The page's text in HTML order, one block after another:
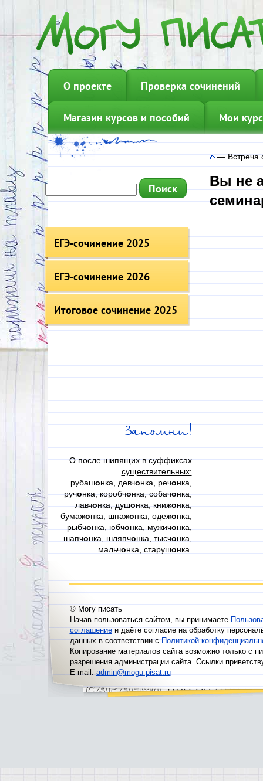
О проекте Проверка сочинений
Магазин курсов и пособий Мои
ЕГЭ-сочинение 2025
ЕГЭ-сочинение 2026
Итоговое сочинение 2025
Запомни!
О после шипящих в суффиксах
существительных:
рубашонка, девчонка, речонка,
ручонка, коробчонка, собачонка,
лавчонка, душонка, книжонка,
бумажонка, шпажонка, одежонка,
рыбчонка, юбчонка, мужичонка,
шапчонка, шляпчонка, тысчонка,
мальчонка, старушонка.
—Встреча
Вы не
© Могу писать
Начав пользоваться сайтом, вы принимаете
соглашениеи даёте согласие на обработку
данных в соответствии сПолитикой
Копирование материалов сайта возможно только с
разрешения администрации сайта. Ссылки
E-mail:admin@mogu-pisat.ru